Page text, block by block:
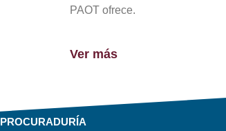
PAOT ofrece.
Ver más
PROCURADURÍA